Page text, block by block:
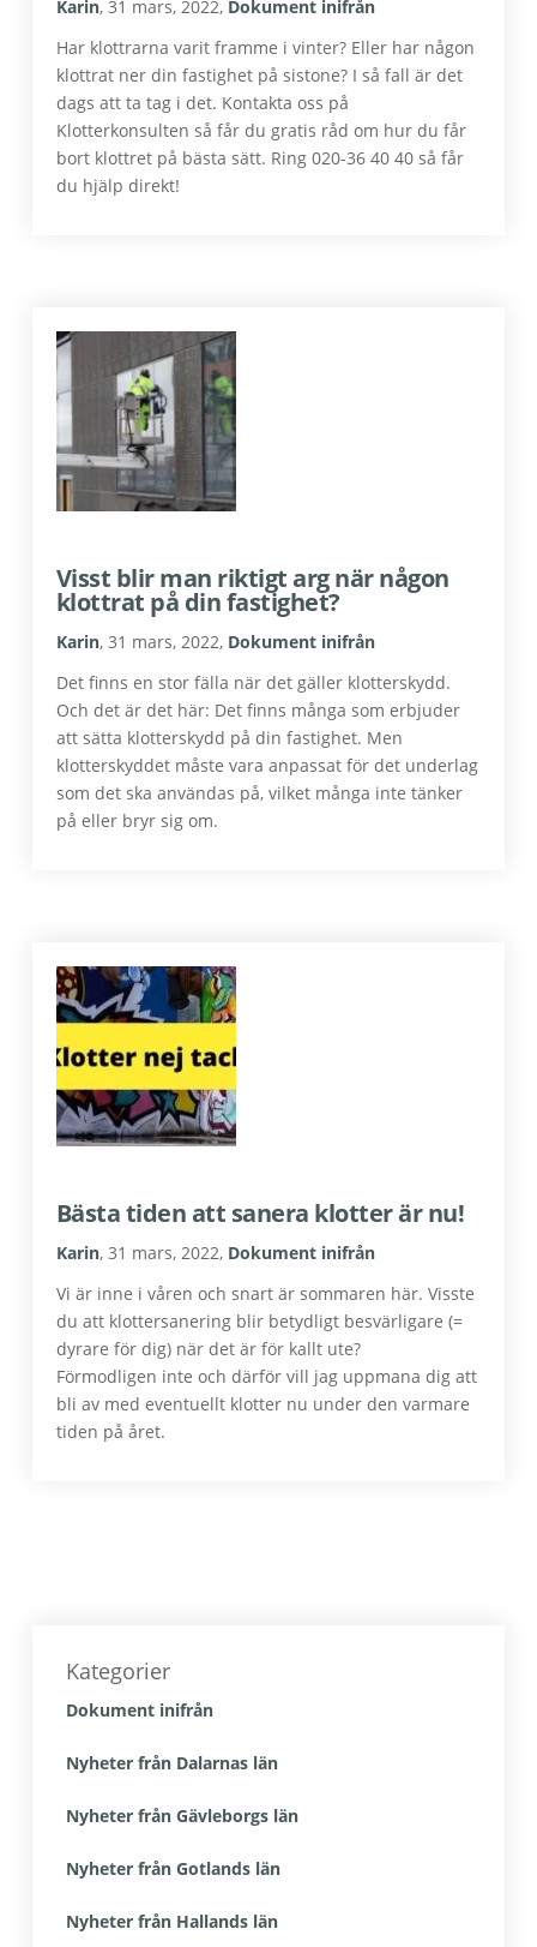
Karin, 31 mars, 2022, Dokument inifrån
Har klottrarna varit framme i vinter? Eller har någon
klottrat ner din fastighet på sistone? I så fall är det
dags att ta tag i det. Kontakta oss på
Klotterkonsulten så får du gratis råd om hur du får
bort klottret på bästa sätt. Ring 020-36 40 40 så får
du hjälp direkt!
Visst blir man riktigt arg när någon
klottrat på din fastighet?
Karin, 31 mars, 2022, Dokument inifrån
Det finns en stor fälla när det gäller klotterskydd.
Och det är det här: Det finns många som erbjuder
att sätta klotterskydd på din fastighet. Men
klotterskyddet måste vara anpassat för det underlag
som det ska användas på, vilket många inte tänker
på eller bryr sig om.
Bästa tiden att sanera klotter är nu!
Karin, 31 mars, 2022, Dokument inifrån
Vi är inne i våren och snart är sommaren här. Visste
du att klottersanering blir betydligt besvärligare (=
dyrare för dig) när det är för kallt ute?
Förmodligen inte och därför vill jag uppmana dig att
bli av med eventuellt klotter nu under den varmare
tiden på året.
sidofält
Kategorier
Dokument inifrån
Nyheter från Dalarnas län
Nyheter från Gävleborgs län
Nyheter från Gotlands län
Nyheter från Hallands län